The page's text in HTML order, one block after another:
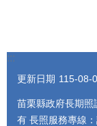
:::
更新日期 115-08-
苗栗縣政府長期
有 長照服務專線